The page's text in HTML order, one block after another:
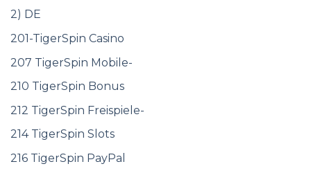
2) DE
201-TigerSpin Casino
207 TigerSpin Mobile-
210 TigerSpin Bonus
212 TigerSpin Freispiele-
214 TigerSpin Slots
216 TigerSpin PayPal